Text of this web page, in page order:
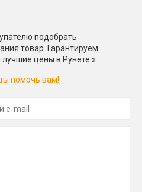
подобрать
товар. Гарантируем
цены в Рунете.»
помочь вам!